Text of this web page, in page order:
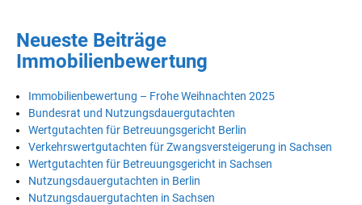
Neueste Beiträge
Immobilienbewertung
Immobilienbewertung – Frohe Weihnachten 2025
Bundesrat und Nutzungsdauergutachten
Wertgutachten für Betreuungsgericht Berlin
Verkehrswertgutachten für Zwangsversteigerung in Sachsen
Wertgutachten für Betreuungsgericht in Sachsen
Nutzungsdauergutachten in Berlin
Nutzungsdauergutachten in Sachsen